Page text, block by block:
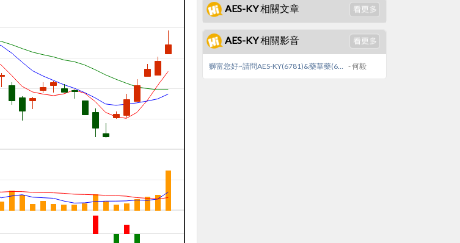
AES-KY 相關文章
AES-KY 相關影音
- 何毅
獅富您好~請問AES-KY(6781)&藥華藥(6446)成本皆在130到140左右，請問後續還有看漲機會嗎?